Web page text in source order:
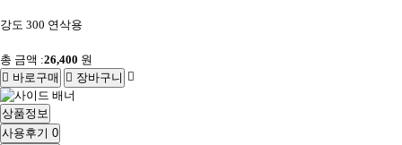
강도 300 연삭용
총 금액 :26,400 원
바로구매
장바구니
상품정보
사용후기 0